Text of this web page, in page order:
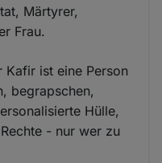
Märtyrer,
Frau.
Kafir ist eine Person
begrapschen,
Hülle,
- nur wer zu